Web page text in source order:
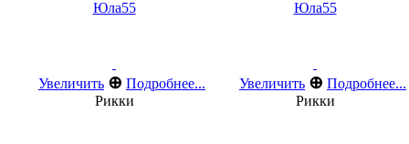
Юла55 Юла55
Увеличить ⊕ Подробнее...
Рикки
Увеличить ⊕ Подробнее...
Рикки